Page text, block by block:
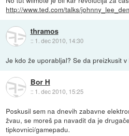
http://www.ted.com/talks/
thramos
:: 1. dec 2010, 14:30
Je kdo že uporabljal? Se da preizkusit
Bor H
:: 1. dec 2010, 15:25
Poskusil sem na dnevih zabavne
žvau, se moreš pa navadit da je
tipkovnici/gamepadu.